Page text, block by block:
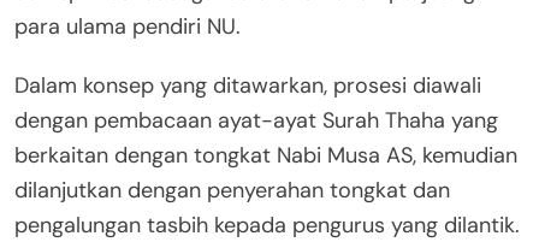
para ulama pendiri NU.
Dalam konsep yang ditawarkan, prosesi diawali
dengan pembacaan ayat-ayat Surah Thaha yang
berkaitan dengan tongkat Nabi Musa AS, kemudian
dilanjutkan dengan penyerahan tongkat dan
pengalungan tasbih kepada pengurus yang dilantik.